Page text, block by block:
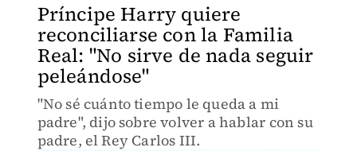
Príncipe Harry quiere
reconciliarse con la Familia
Real: "No sirve de nada seguir
peleándose"
"No sé cuánto tiempo le queda a mi
padre", dijo sobre volver a hablar con su
padre, el Rey Carlos III.